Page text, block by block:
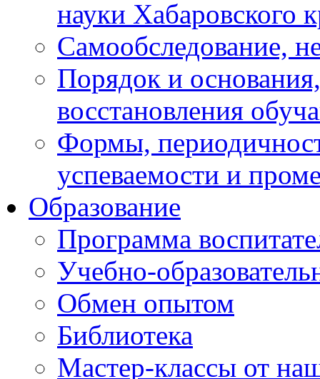
науки Хабаровского
Самообследование,
Порядок и
восстановления
Формы,
успеваемости и
Образование
Программа
Учебно-
Обмен опытом
Библиотека
Мастер-классы от